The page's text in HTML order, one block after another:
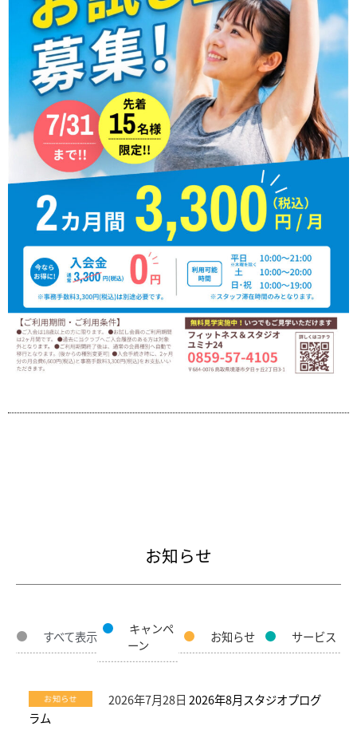
お知らせ
すべて表示
キャンペ
ーン
お知らせ サービス
2026年7月28日 2026年8月スタジオプログ
ラム